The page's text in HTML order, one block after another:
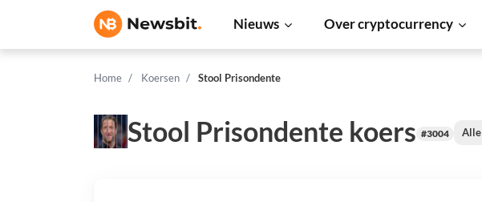
Nieuws Over cryptocurrency
Home Koersen Stool Prisondente
Stool Prisondente koers #3004 Alle